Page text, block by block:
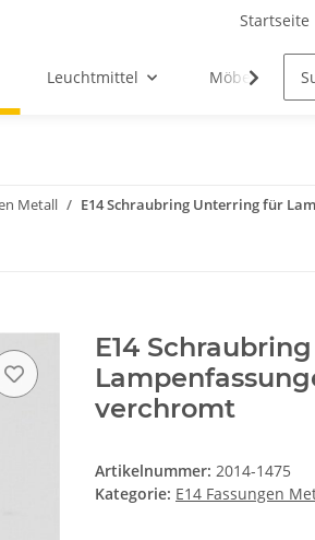
Startseite
Leuchtmittel Möbel-
Metall E14 Schraubring Unterring für
E14
verchromt
Artikelnummer: 2014-1475
Kategorie: E14 Fassungen